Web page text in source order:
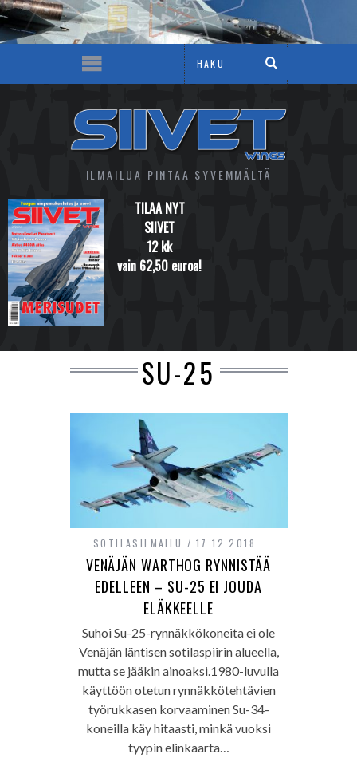
ILMAILUA PINTAA SYVEMMÄLTÄ
TILAA NYT
SIIVET
12 kk
vain 62,50 euroa!
SU-25
SOTILASILMAILU 17.12.2018
VENÄJÄN WARTHOG RYNNISTÄÄ
EDELLEEN – SU-25 EI JOUDA
ELÄKKEELLE
Suhoi Su-25-rynnäkkökoneita ei ole
Venäjän läntisen sotilaspiirin alueella,
mutta se jääkin ainoaksi.1980-luvulla
käyttöön otetun rynnäkkötehtävien
työrukkasen korvaaminen Su-34-
koneilla käy hitaasti, minkä vuoksi
tyypin elinkaarta…